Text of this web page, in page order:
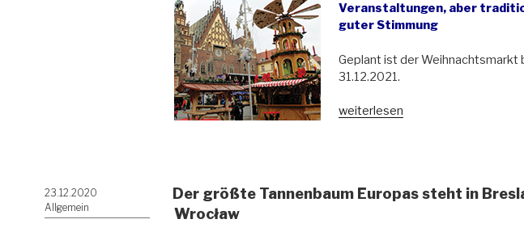
Veranstaltungen, aber
guter Stimmung
Geplant ist der Weihnachtsmarkt
31.12.2021.
„Der
Wrocław
weiterlesen
Veröffentlicht
am
23.12.2020
Allgemein
Der größte Tannenbaum Europas steht in
Wrocław